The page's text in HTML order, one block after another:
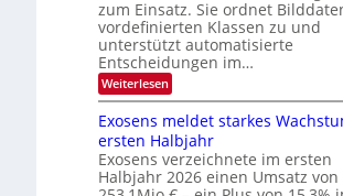
h
T
a
l
k
s
d
e
r
V
I
S
I
O
N
u
E
l
e
k
t
r
o
n
zum Einsatz. Sie ordnet
vordefinierten Klassen zu und
unterstützt automatisierte
Entscheidungen im…
Weiterlesen:
W
n
n
d
i
e
Exosens meldet starkes
ersten Halbjahr
Exosens verzeichnete im ersten
Halbjahr 2026 einen Umsatz von